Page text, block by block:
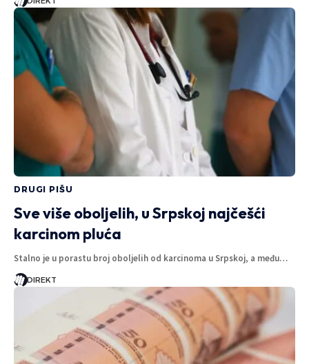
DRUGI PIŠU
Sve više oboljelih, u Srpskoj najčešći
karcinom pluća
Stalno je u porastu broj oboljelih od karcinoma u Srpskoj, a među…
DIREKT